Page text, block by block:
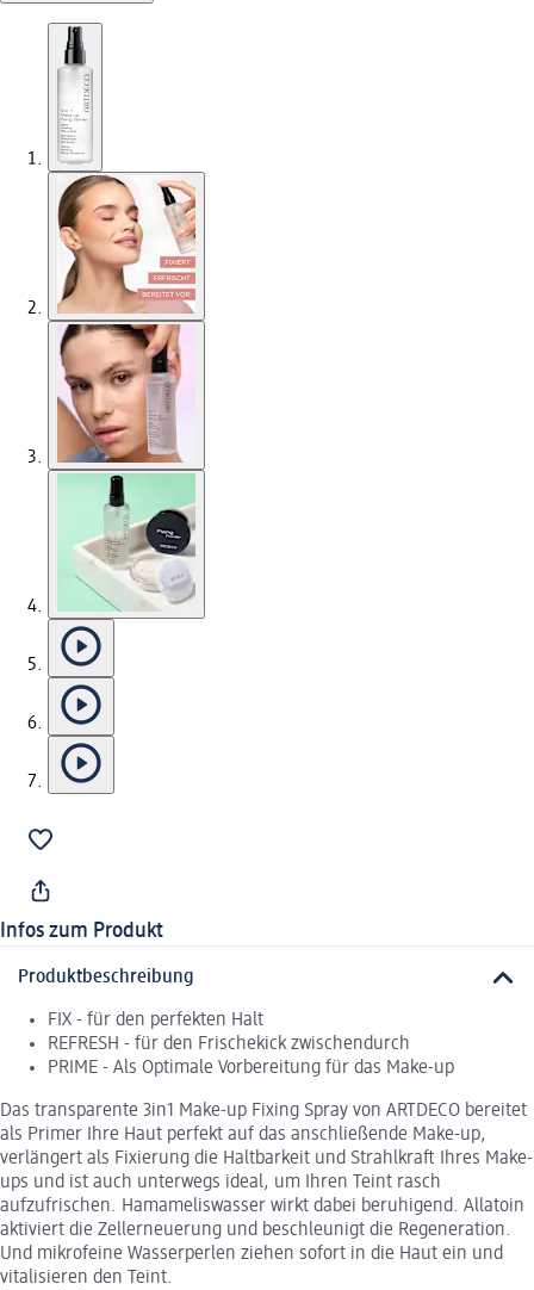
Infos zum Produkt
Produktbeschreibung
FIX - für den perfekten Halt
REFRESH - für den Frischekick zwischendurch
PRIME - Als Optimale Vorbereitung für das Make-up
Das transparente 3in1 Make-up Fixing Spray von ARTDECO bereitet
als Primer Ihre Haut perfekt auf das anschließende Make-up,
verlängert als Fixierung die Haltbarkeit und Strahlkraft Ihres Make-
ups und ist auch unterwegs ideal, um Ihren Teint rasch
aufzufrischen. Hamameliswasser wirkt dabei beruhigend. Allatoin
aktiviert die Zellerneuerung und beschleunigt die Regeneration.
Und mikrofeine Wasserperlen ziehen sofort in die Haut ein und
vitalisieren den Teint.